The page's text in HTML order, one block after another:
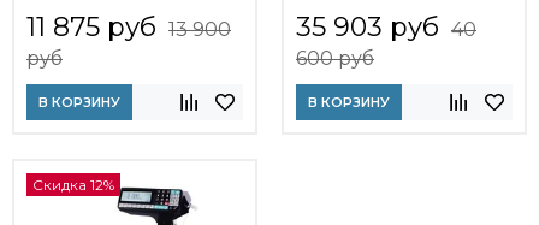
11 875 руб 13 900
руб
В КОРЗИНУ
35 903 руб 40
600 руб
В КОРЗИНУ
Скидка 12%